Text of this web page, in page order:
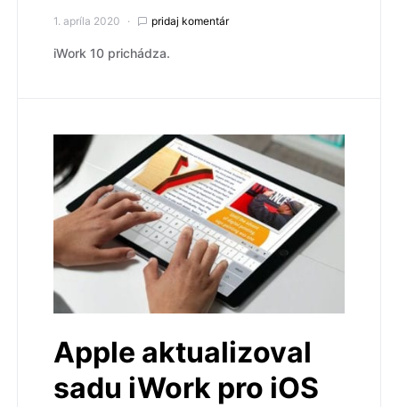
1. apríla 2020 pridaj komentár
iWork 10 prichádza.
Apple aktualizoval
sadu iWork pro iOS